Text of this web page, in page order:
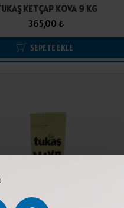
KETÇAP KOVA 9 KG
365,00 ₺
SEPETE EKLE